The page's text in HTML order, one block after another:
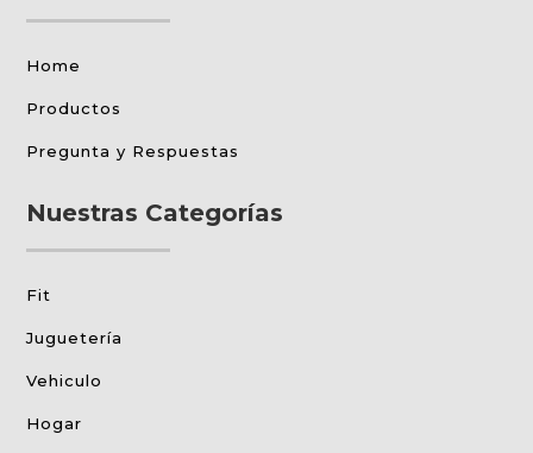
Home
Productos
Pregunta y Respuestas
Nuestras Categorías
Fit
Juguetería
Vehiculo
Hogar